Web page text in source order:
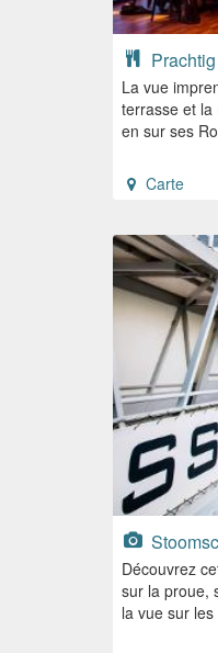
Prachtig
La vue
terrasse et la
en sur ses
Carte
Découvrez
sur la proue,
la vue sur